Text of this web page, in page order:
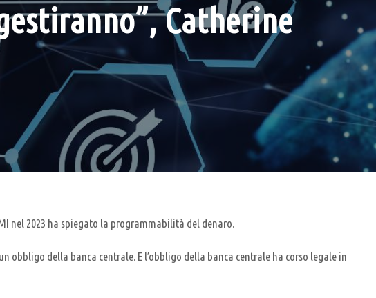
Catherine
nel 2023 ha spiegato la programmabilità del denaro.
obbligo della banca centrale. E l’obbligo della banca centrale ha corso legale in